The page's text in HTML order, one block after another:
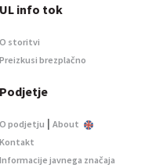
UL info tok
O storitvi
Preizkusi brezplačno
Podjetje
O podjetju | About
Kontakt
Informacije javnega značaja